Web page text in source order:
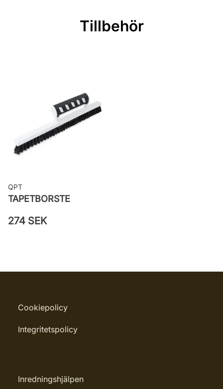
Mönsterrepetition: 53 cm
woven
Applicering av lim: Lim strykes på
väggen
Leverantörens artikelnummer:
Tillbehör
QPT
TAPETBORSTE
274 SEK
Cookiepolicy
Integritetspolicy
Inredningshjälpen